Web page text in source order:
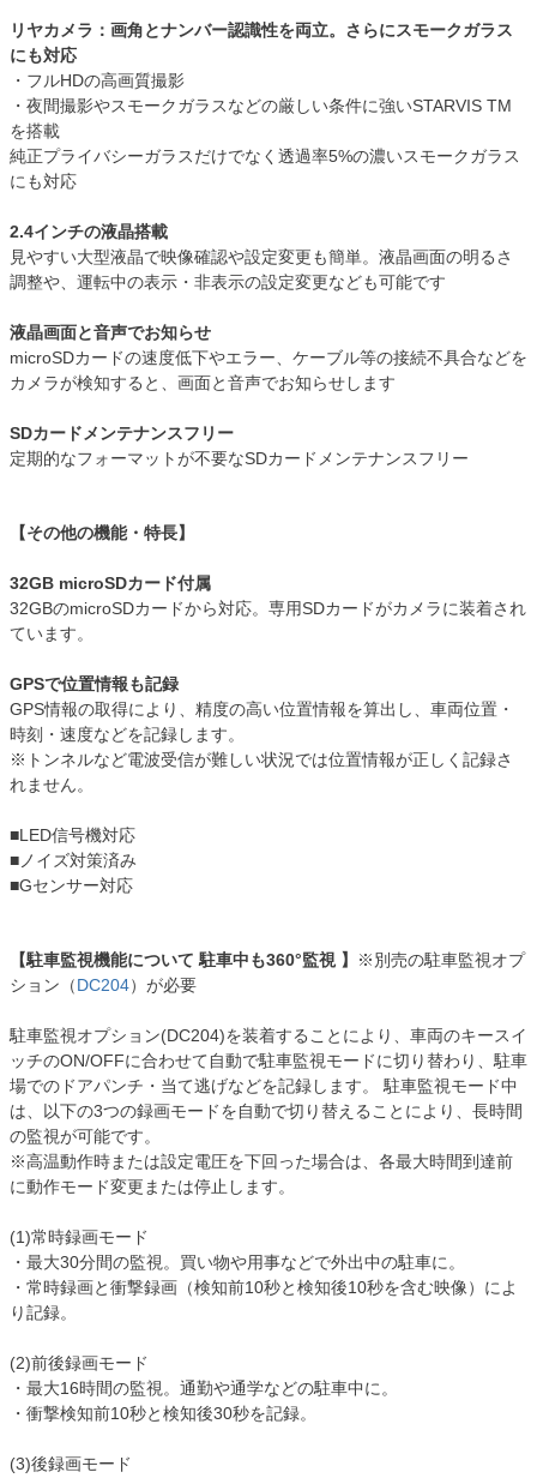
リヤカメラ：画角とナンバー認識性を両立。さらにスモークガラス
にも対応
・フルHDの高画質撮影
・夜間撮影やスモークガラスなどの厳しい条件に強いSTARVIS TM
を搭載
純正プライバシーガラスだけでなく透過率5%の濃いスモークガラス
にも対応
2.4インチの液晶搭載
見やすい大型液晶で映像確認や設定変更も簡単。液晶画面の明るさ
調整や、運転中の表示・非表示の設定変更なども可能です
液晶画面と音声でお知らせ
microSDカードの速度低下やエラー、ケーブル等の接続不具合などを
カメラが検知すると、画面と音声でお知らせします
SDカードメンテナンスフリー
定期的なフォーマットが不要なSDカードメンテナンスフリー
【その他の機能・特長】
32GB microSDカード付属
32GBのmicroSDカードから対応。専用SDカードがカメラに装着され
ています。
GPSで位置情報も記録
GPS情報の取得により、精度の高い位置情報を算出し、車両位置・
時刻・速度などを記録します。
※トンネルなど電波受信が難しい状況では位置情報が正しく記録さ
れません。
■LED信号機対応
■ノイズ対策済み
■Gセンサー対応
【駐車監視機能について 駐車中も360°監視 】
※別売の駐車監視オプ
ション（DC204）が必要
駐車監視オプション(DC204)を装着することにより、車両のキースイ
ッチのON/OFFに合わせて自動で駐車監視モードに切り替わり、駐車
場でのドアパンチ・当て逃げなどを記録します。 駐車監視モード中
は、以下の3つの録画モードを自動で切り替えることにより、長時間
の監視が可能です。
※高温動作時または設定電圧を下回った場合は、各最大時間到達前
に動作モード変更または停止します。
(1)常時録画モード
・最大30分間の監視。買い物や用事などで外出中の駐車に。
・常時録画と衝撃録画（検知前10秒と検知後10秒を含む映像）によ
り記録。
(2)前後録画モード
・最大16時間の監視。通勤や通学などの駐車中に。
・衝撃検知前10秒と検知後30秒を記録。
(3)後録画モード